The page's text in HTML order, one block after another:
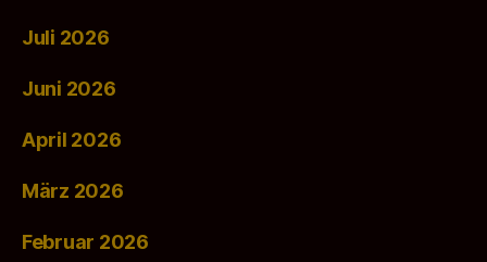
Juli 2026
Juni 2026
April 2026
März 2026
Februar 2026